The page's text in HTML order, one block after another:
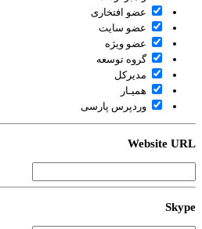
عضو افتخاری
عضو سایت
عضو ویژه
گروه توسعه
مدیرکل
همیـار
وردپرس پارسی
Website